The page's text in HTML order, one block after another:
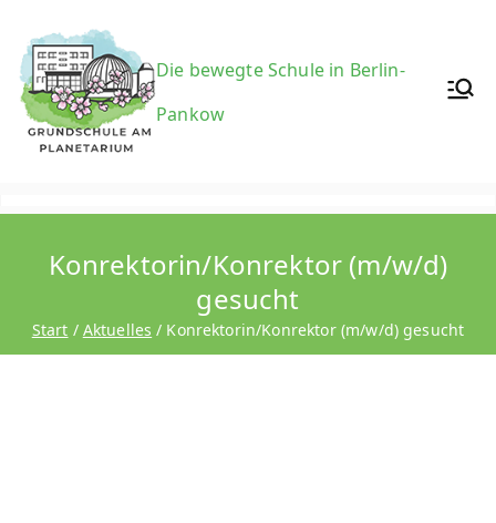
Inhalt
springen
Grundsc
hule am
Planetari
Die bewegte Schule in Berlin-
Pankow
Konrektorin/Konrektor (m/w/d)
gesucht
Start Aktuelles Konrektorin/Konrektor (m/w/d) gesucht